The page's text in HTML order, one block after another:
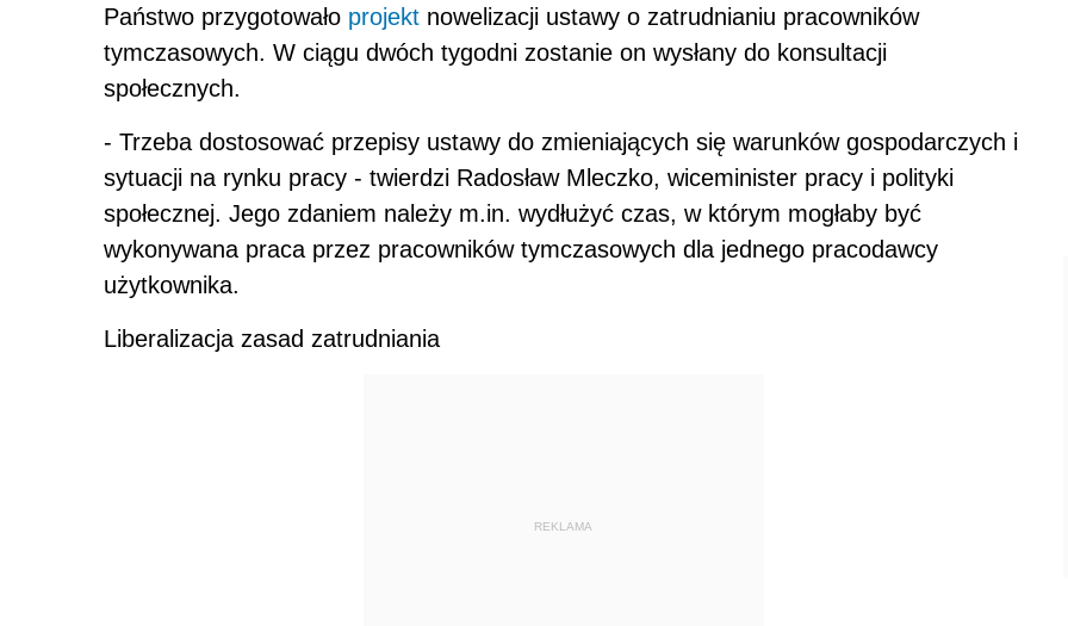
Państwo przygotowało projekt nowelizacji ustawy o zatrudnianiu pracowników
tymczasowych. W ciągu dwóch tygodni zostanie on wysłany do konsultacji
społecznych.
- Trzeba dostosować przepisy ustawy do zmieniających się warunków gospodarczych i
sytuacji na rynku pracy - twierdzi Radosław Mleczko, wiceminister pracy i polityki
społecznej. Jego zdaniem należy m.in. wydłużyć czas, w którym mogłaby być
wykonywana praca przez pracowników tymczasowych dla jednego pracodawcy
użytkownika.
Liberalizacja zasad zatrudniania
REKLAMA